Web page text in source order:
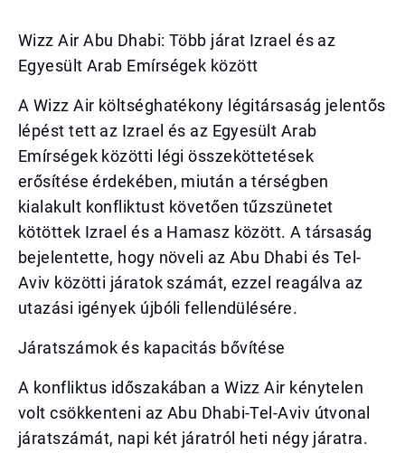
Wizz Air Abu Dhabi: Több járat Izrael és az
Egyesült Arab Emírségek között
A Wizz Air költséghatékony légitársaság jelentős
lépést tett az Izrael és az Egyesült Arab
Emírségek közötti légi összeköttetések
erősítése érdekében, miután a térségben
kialakult konfliktust követően tűzszünetet
kötöttek Izrael és a Hamasz között. A társaság
bejelentette, hogy növeli az Abu Dhabi és Tel-
Aviv közötti járatok számát, ezzel reagálva az
utazási igények újbóli fellendülésére.
Járatszámok és kapacitás bővítése
A konfliktus időszakában a Wizz Air kénytelen
volt csökkenteni az Abu Dhabi-Tel-Aviv útvonal
járatszámát, napi két járatról heti négy járatra.